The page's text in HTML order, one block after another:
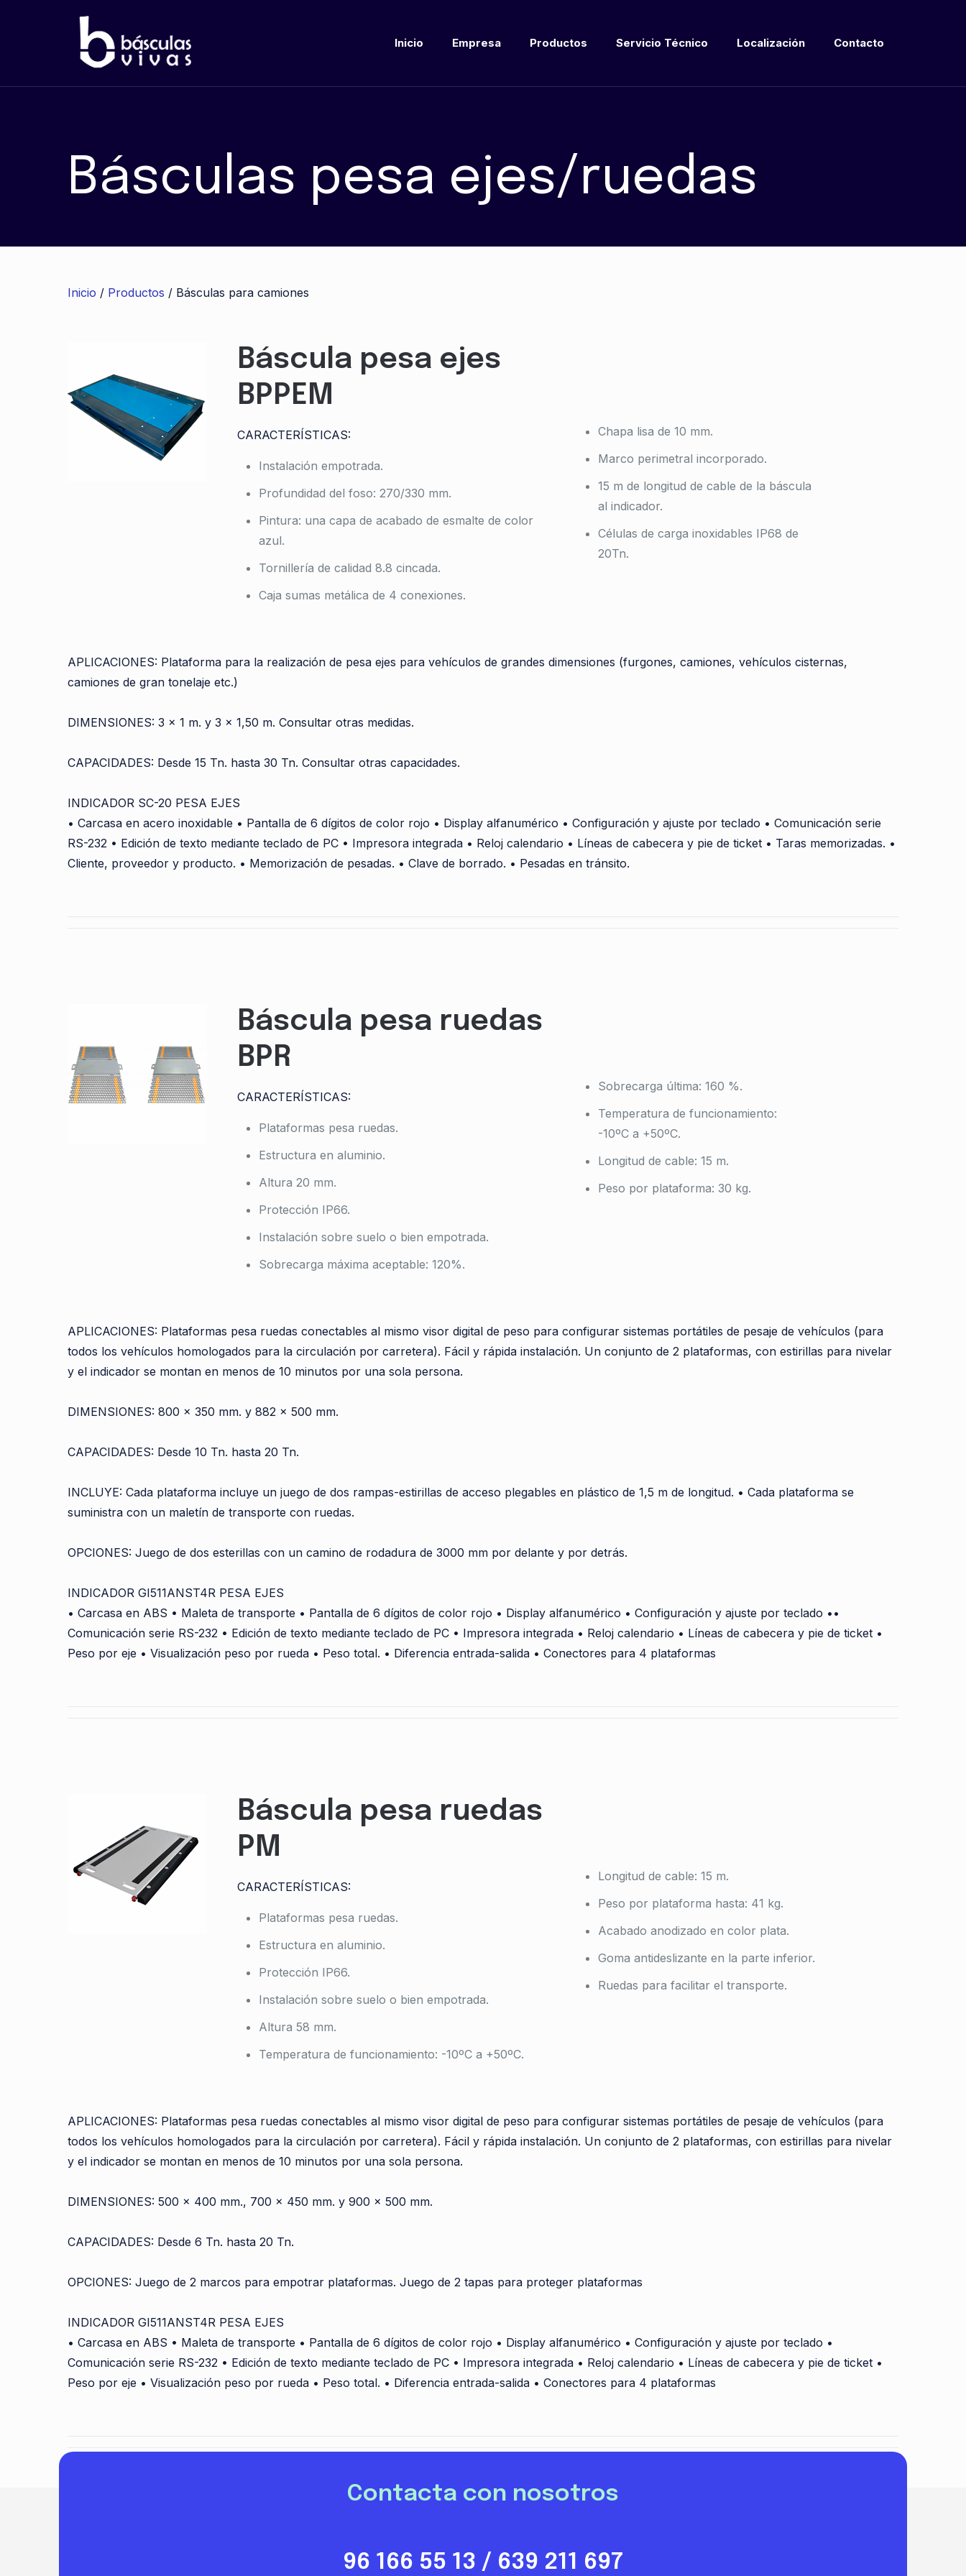
Inicio Empresa Productos Servicio Técnico Localización Contacto
Básculas pesa ejes/ruedas
Inicio / Productos / Básculas para camiones
Báscula pesa ejes
BPPEM
CARACTERÍSTICAS:
Instalación empotrada.
Profundidad del foso: 270/330 mm.
Pintura: una capa de acabado de esmalte de color
azul.
Tornillería de calidad 8.8 cincada.
Caja sumas metálica de 4 conexiones.
Chapa lisa de 10 mm.
Marco perimetral incorporado.
15 m de longitud de cable de la báscula
al indicador.
Células de carga inoxidables IP68 de
20Tn.
APLICACIONES: Plataforma para la realización de pesa ejes para vehículos de grandes dimensiones (furgones, camiones, vehículos cisternas,
camiones de gran tonelaje etc.)
DIMENSIONES: 3 x 1 m. y 3 x 1,50 m. Consultar otras medidas.
CAPACIDADES: Desde 15 Tn. hasta 30 Tn. Consultar otras capacidades.
INDICADOR SC-20 PESA EJES
• Carcasa en acero inoxidable • Pantalla de 6 dígitos de color rojo • Display alfanumérico • Configuración y ajuste por teclado • Comunicación serie
RS-232 • Edición de texto mediante teclado de PC • Impresora integrada • Reloj calendario • Líneas de cabecera y pie de ticket • Taras memorizadas. •
Cliente, proveedor y producto. • Memorización de pesadas. • Clave de borrado. • Pesadas en tránsito.
Báscula pesa ruedas
BPR
CARACTERÍSTICAS:
Plataformas pesa ruedas.
Estructura en aluminio.
Altura 20 mm.
Protección IP66.
Instalación sobre suelo o bien empotrada.
Sobrecarga máxima aceptable: 120%.
Sobrecarga última: 160 %.
Temperatura de funcionamiento:
-10ºC a +50ºC.
Longitud de cable: 15 m.
Peso por plataforma: 30 kg.
APLICACIONES: Plataformas pesa ruedas conectables al mismo visor digital de peso para configurar sistemas portátiles de pesaje de vehículos (para
todos los vehículos homologados para la circulación por carretera). Fácil y rápida instalación. Un conjunto de 2 plataformas, con estirillas para nivelar
y el indicador se montan en menos de 10 minutos por una sola persona.
DIMENSIONES: 800 x 350 mm. y 882 x 500 mm.
CAPACIDADES: Desde 10 Tn. hasta 20 Tn.
INCLUYE: Cada plataforma incluye un juego de dos rampas-estirillas de acceso plegables en plástico de 1,5 m de longitud. • Cada plataforma se
suministra con un maletín de transporte con ruedas.
OPCIONES: Juego de dos esterillas con un camino de rodadura de 3000 mm por delante y por detrás.
INDICADOR GI511ANST4R PESA EJES
• Carcasa en ABS • Maleta de transporte • Pantalla de 6 dígitos de color rojo • Display alfanumérico • Configuración y ajuste por teclado ••
Comunicación serie RS-232 • Edición de texto mediante teclado de PC • Impresora integrada • Reloj calendario • Líneas de cabecera y pie de ticket •
Peso por eje • Visualización peso por rueda • Peso total. • Diferencia entrada-salida • Conectores para 4 plataformas
Báscula pesa ruedas
PM
CARACTERÍSTICAS:
Plataformas pesa ruedas.
Estructura en aluminio.
Protección IP66.
Instalación sobre suelo o bien empotrada.
Altura 58 mm.
Temperatura de funcionamiento: -10ºC a +50ºC.
Longitud de cable: 15 m.
Peso por plataforma hasta: 41 kg.
Acabado anodizado en color plata.
Goma antideslizante en la parte inferior.
Ruedas para facilitar el transporte.
APLICACIONES: Plataformas pesa ruedas conectables al mismo visor digital de peso para configurar sistemas portátiles de pesaje de vehículos (para
todos los vehículos homologados para la circulación por carretera). Fácil y rápida instalación. Un conjunto de 2 plataformas, con estirillas para nivelar
y el indicador se montan en menos de 10 minutos por una sola persona.
DIMENSIONES: 500 x 400 mm., 700 x 450 mm. y 900 x 500 mm.
CAPACIDADES: Desde 6 Tn. hasta 20 Tn.
OPCIONES: Juego de 2 marcos para empotrar plataformas. Juego de 2 tapas para proteger plataformas
INDICADOR GI511ANST4R PESA EJES
• Carcasa en ABS • Maleta de transporte • Pantalla de 6 dígitos de color rojo • Display alfanumérico • Configuración y ajuste por teclado •
Comunicación serie RS-232 • Edición de texto mediante teclado de PC • Impresora integrada • Reloj calendario • Líneas de cabecera y pie de ticket •
Peso por eje • Visualización peso por rueda • Peso total. • Diferencia entrada-salida • Conectores para 4 plataformas
Contacta con nosotros
96 166 55 13 / 639 211 697